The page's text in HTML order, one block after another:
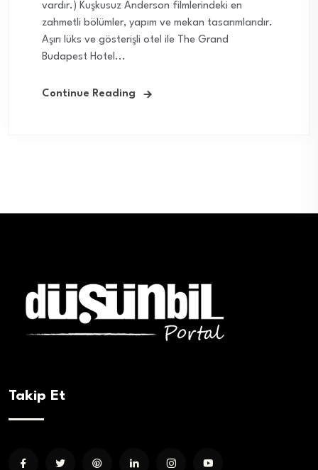
vardır.) Kuşkusuz Anderson filmlerindeki en
zahmetli bölümler, yapım ve mekan tasarımlarıdır.
Aşırı lüks ve gösterişli otel ile The Grand
Budapest Hotel...
Continue Reading
Takip Et